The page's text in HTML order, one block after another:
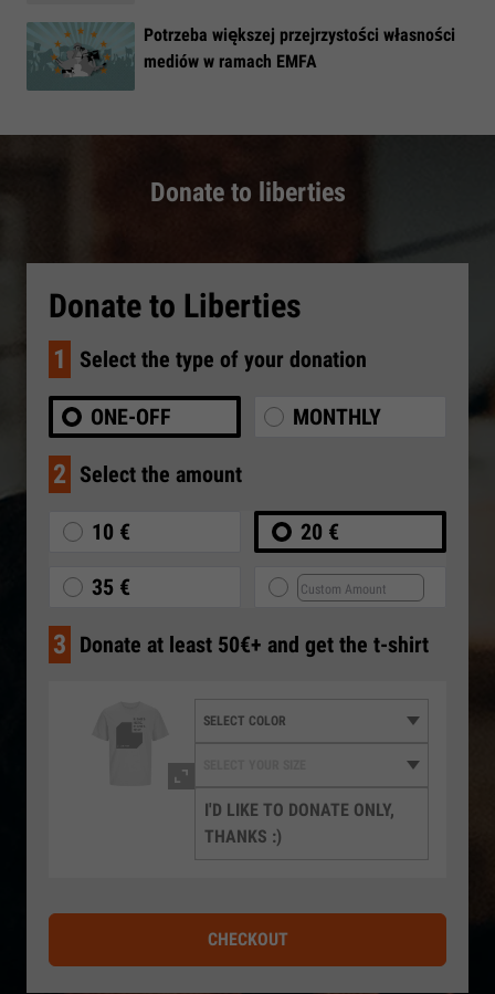
​Potrzeba większej przejrzystości własności
mediów w ramach EMFA
Donate to liberties
Donate to Liberties
1 Select the type of your donation
ONE-OFF MONTHLY
2 Select the amount
10 € 20 €
35 €
3 Donate at least 50€+ and get the t-shirt
I'D LIKE TO DONATE ONLY,
THANKS :)
CHECKOUT